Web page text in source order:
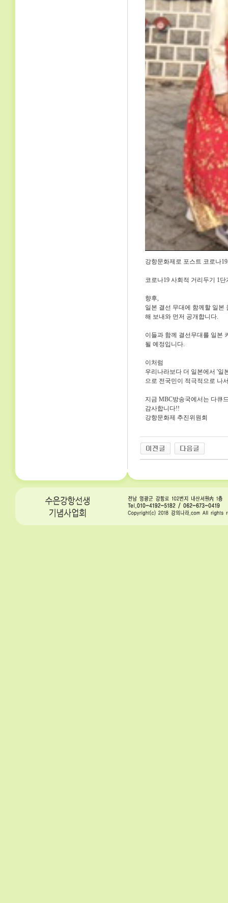
강항문화제로 포스트 코로나
코로나19 사회적 거리두기 1
향후,
일본 결선 무대에 함께할 일본
해 보내와 먼저 공개합니다.
이들과 함께 결선무대를 일본
될 예정입니다.
이처럼
우리나라보다 더 일본에서 '일
으로 전국민이 적극적으로 나
지금 MBC방송국에서는 다큐
감사합니다!!
강항문화제 추진위원회